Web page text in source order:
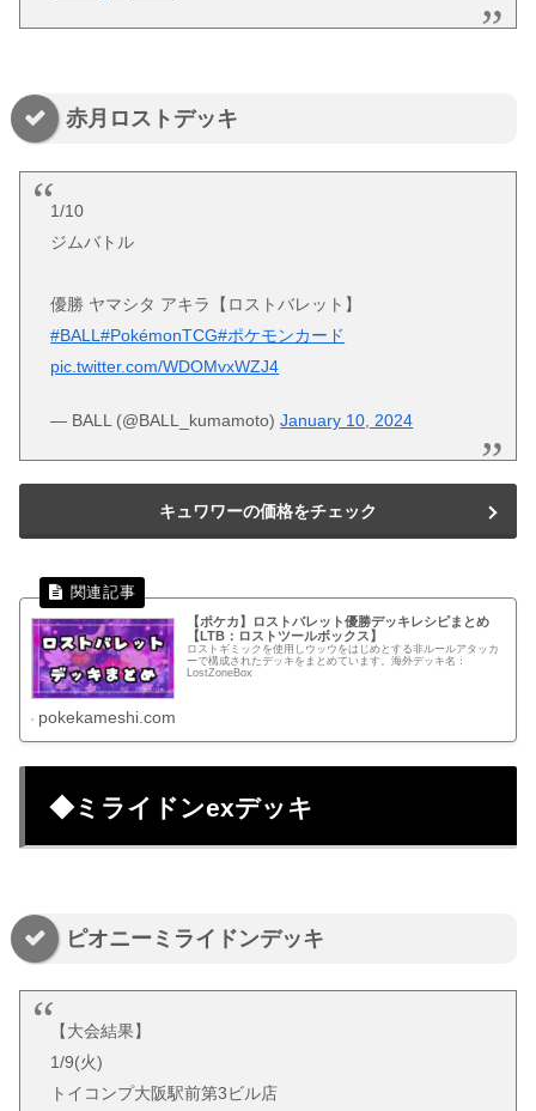
赤月ロストデッキ
1/10
ジムバトル
優勝 ヤマシタ アキラ【ロストバレット】
#BALL#PokémonTCG#ポケモンカード
pic.twitter.com/WDOMvxWZJ4
— BALL (@BALL_kumamoto)January 10, 2024
キュワワーの価格をチェック
【ポケカ】ロストバレット優勝デッキレシピまとめ
【LTB：ロストツールボックス】
ロストギミックを使用しウッウをはじめとする非ルールアタッカ
ーで構成されたデッキをまとめています。海外デッキ名：
LostZoneBox
pokekameshi.com
◆ミライドンexデッキ
ピオニーミライドンデッキ
【大会結果】
1/9(火)
トイコンプ大阪駅前第3ビル店